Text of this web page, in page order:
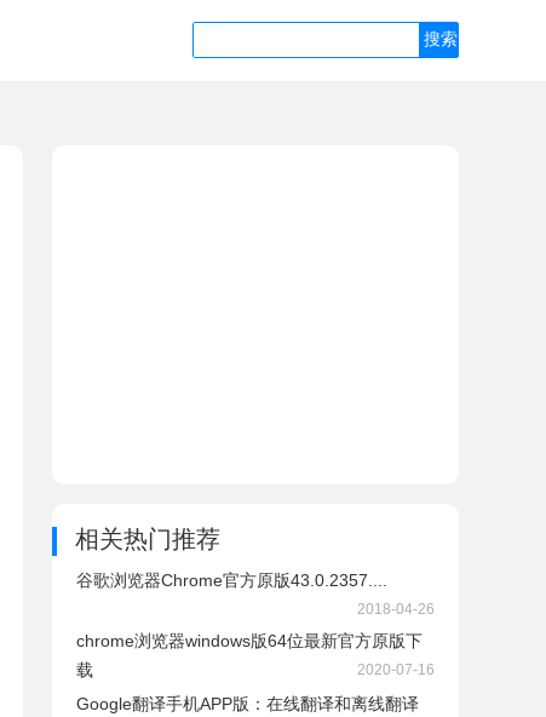
相关热门推荐
谷歌浏览器Chrome官方原版43.0.2357....
2018-04-26
chrome浏览器windows版64位最新官方原版下
载
2020-07-16
Google翻译手机APP版：在线翻译和离线翻译